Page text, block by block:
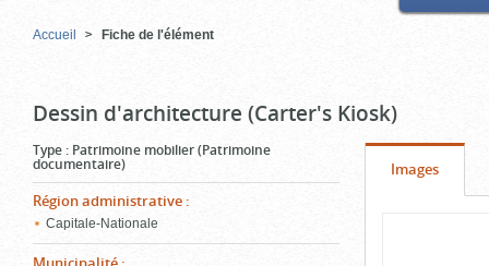
Accueil Fiche de l'élément
Dessin d'architecture (Carter's Kiosk)
Type : Patrimoine mobilier (Patrimoine
documentaire)
Région administrative :
Capitale-Nationale
Onglet
Images(cliquer
pour